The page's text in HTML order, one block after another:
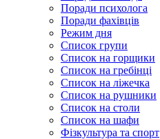
Поради психолога
Поради фахівців
Режим дня
Список групи
Список на горщики
Список на гребінці
Список на ліжечка
Список на рушники
Список на столи
Список на шафи
Фізкультура та спорт